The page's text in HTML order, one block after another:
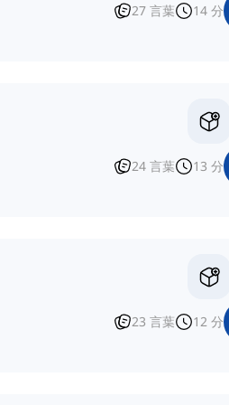
27 言葉 14 分
24 言葉 13 分
23 言葉 12 分